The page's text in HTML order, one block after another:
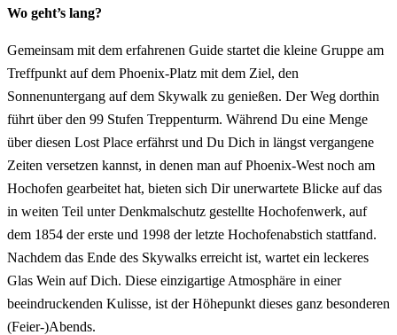
Wo geht’s lang?
Gemeinsam mit dem erfahrenen Guide startet die kleine Gruppe am
Treffpunkt auf dem Phoenix-Platz mit dem Ziel, den
Sonnenuntergang auf dem Skywalk zu genießen. Der Weg dorthin
führt über den 99 Stufen Treppenturm. Während Du eine Menge
über diesen Lost Place erfährst und Du Dich in längst vergangene
Zeiten versetzen kannst, in denen man auf Phoenix-West noch am
Hochofen gearbeitet hat, bieten sich Dir unerwartete Blicke auf das
in weiten Teil unter Denkmalschutz gestellte Hochofenwerk, auf
dem 1854 der erste und 1998 der letzte Hochofenabstich stattfand.
Nachdem das Ende des Skywalks erreicht ist, wartet ein leckeres
Glas Wein auf Dich. Diese einzigartige Atmosphäre in einer
beeindruckenden Kulisse, ist der Höhepunkt dieses ganz besonderen
(Feier-)Abends.